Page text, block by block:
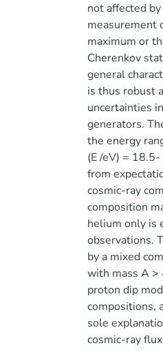
not affected
measurement
maximum or
Cherenkov
general
is thus robust
uncertainties
generators.
the energy
(E /eV) =
from
cosmic-ray
composition
helium only is
observations.
by a mixed
with mass A >
proton dip
compositions,
sole
cosmic-ray